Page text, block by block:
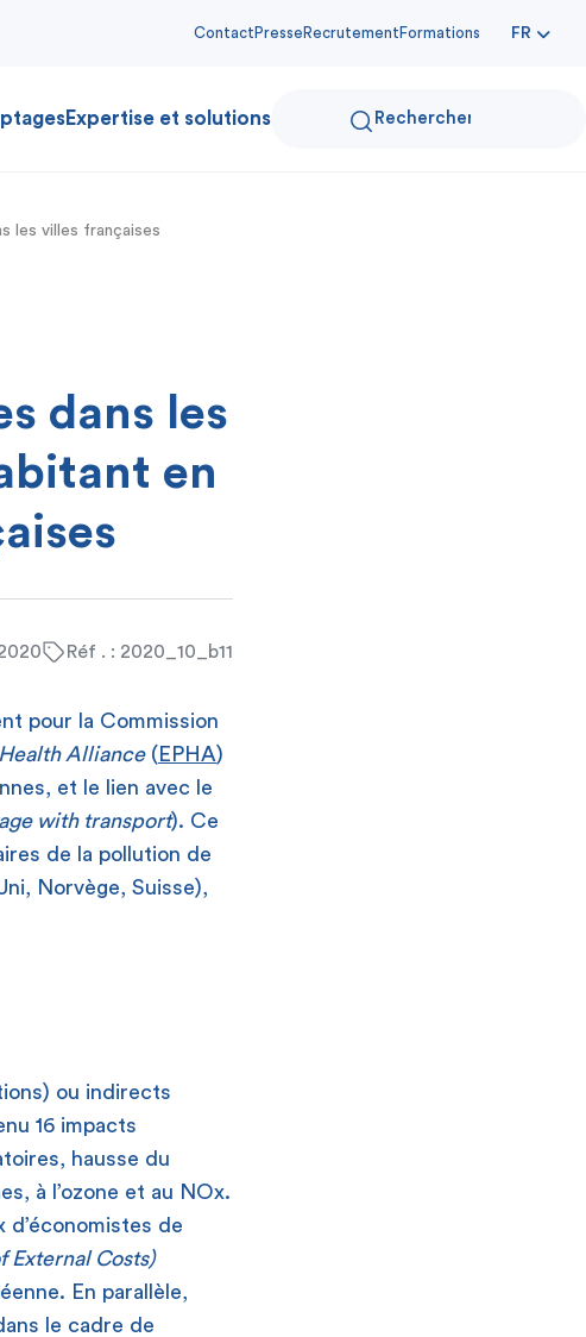
Contact Presse Recrutement Formations FR
Expertise et solutions
les villes françaises
dans les
en
Réf . : 2020_10_b11
pour la Commission
Alliance( EPHA)
et le lien avec le
with transport). Ce
de la pollution de
Norvège, Suisse),
ou indirects
16 impacts
hausse du
à l’ozone et au NOx.
d’économistes de
External Costs)
En parallèle,
le cadre de